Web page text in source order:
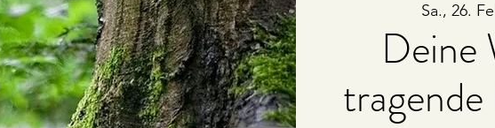
Sa., 26.
Deine